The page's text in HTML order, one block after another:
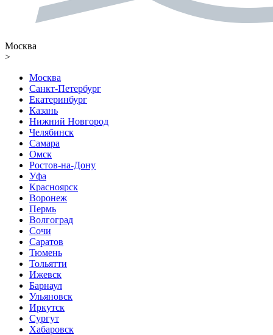
Москва
>
Москва
Санкт-Петербург
Екатеринбург
Казань
Нижний Новгород
Челябинск
Самара
Омск
Ростов-на-Дону
Уфа
Красноярск
Воронеж
Пермь
Волгоград
Сочи
Саратов
Тюмень
Тольятти
Ижевск
Барнаул
Ульяновск
Иркутск
Сургут
Хабаровск